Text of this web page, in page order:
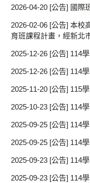
2026-04-20 [公告] 國際
2026-02-06 [公告] 本校
育班課程計畫，經新北
2025-12-26 [公告] 114
2025-12-26 [公告] 114
2025-11-20 [公告] 115
2025-10-23 [公告] 114
2025-09-25 [公告] 114
2025-09-25 [公告] 114
2025-09-23 [公告] 114
2025-09-23 [公告] 114